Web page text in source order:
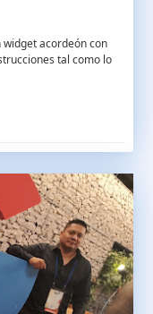
acordeón con
tal como lo